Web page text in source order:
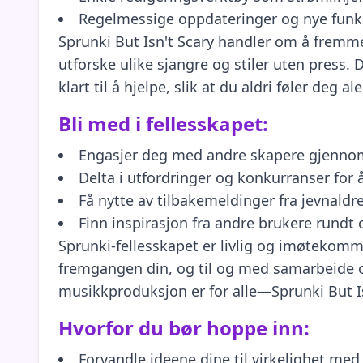
Regelmessige oppdateringer og nye
Sprunki But Isn't Scary handler om å
utforske ulike sjangre og stiler uten press.
klart til å hjelpe, slik at du aldri føler deg
Bli med i fellesskapet:
Engasjer deg med andre skapere
Delta i utfordringer og konkurranser for
Få nytte av tilbakemeldinger fra
Finn inspirasjon fra andre brukere rundt
Sprunki-fellesskapet er livlig og
fremgangen din, og til og med
musikkproduksjon er for alle—Sprunki But
Hvorfor du bør hoppe inn: